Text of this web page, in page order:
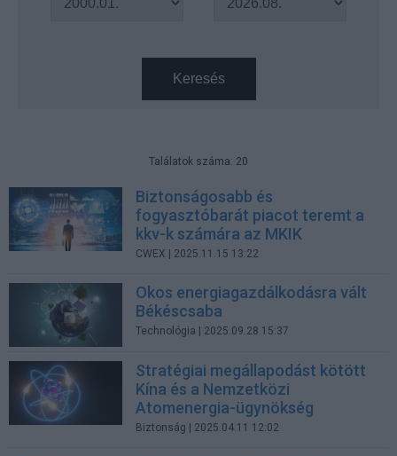
Keresés
Találatok száma: 20
Biztonságosabb és
fogyasztóbarát piacot teremt a
kkv-k számára az MKIK
CWEX | 2025.11.15 13:22
Okos energiagazdálkodásra vált
Békéscsaba
Technológia | 2025.09.28 15:37
Stratégiai megállapodást kötött
Kína és a Nemzetközi
Atomenergia-ügynökség
Biztonság | 2025.04.11 12:02